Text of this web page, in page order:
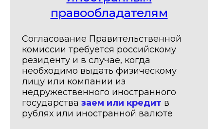
правообладателям
Согласование Правительственной
комиссии требуется российскому
резиденту и в случае, когда
необходимо выдать физическому
лицу или компании из
недружественного иностранного
государства заем или кредит в
рублях или иностранной валюте